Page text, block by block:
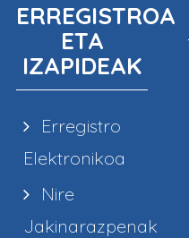
ERREGISTROA
ETA
IZAPIDEAK
Erregistro
Elektronikoa
Nire
Jakinarazpenak